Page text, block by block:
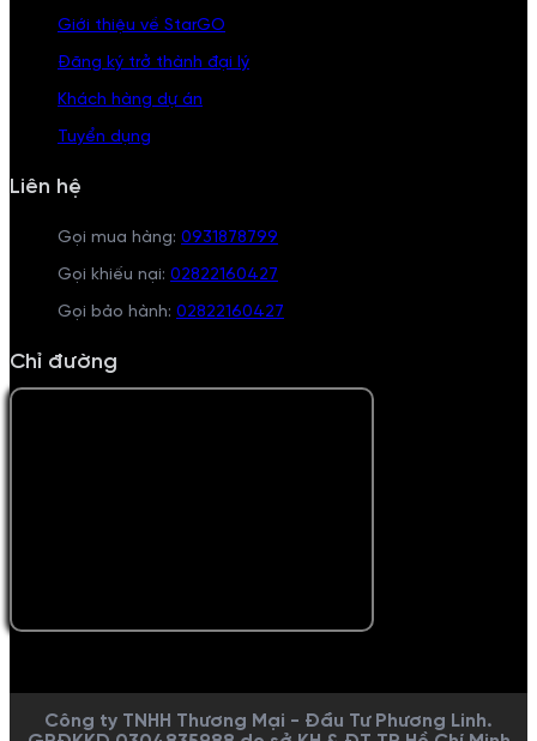
Giới thiệu về StarGO
Đăng ký trở thành đại lý
Khách hàng dự án
Tuyển dụng
Liên hệ
Gọi mua hàng: 0931878799
Gọi khiếu nại: 02822160427
Gọi bảo hành: 02822160427
Chỉ đường
Công ty TNHH Thương Mại - Đầu Tư Phương Linh.